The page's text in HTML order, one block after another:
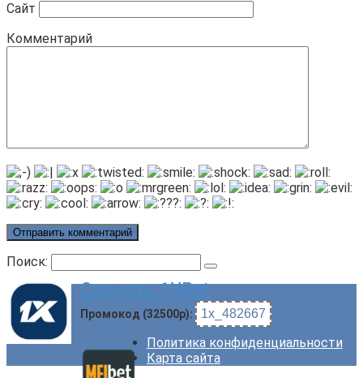
Сайт
Комментарий
Поиск:
Скачать 1XBet
Промокод (32500р): 1x_482667
Политика конфиденциальности
Карта сайта